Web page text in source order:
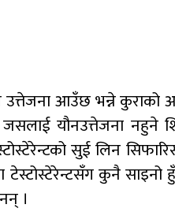
उत्तेजना आउँछ भन्ने
यौनउत्तेजना नहुने
सुई लिन
कुनै साइनो
।